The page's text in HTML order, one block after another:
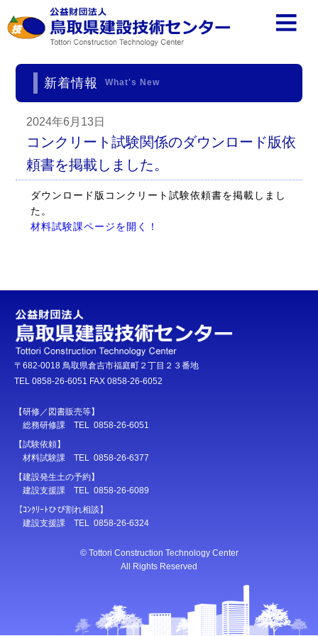
新着情報 What's New
2024年6月13日
コンクリート試験関係のダウンロード版依
頼書を掲載しました。
ダウンロード版コンクリート試験依頼書を掲載しまし
た。
材料試験課ページを開く！
〒682-0018 鳥取県倉吉市福庭町２丁目２３番地
TEL 0858-26-6051 FAX 0858-26-6052
【研修／図書販売等】
総務研修課 TEL 0858-26-6051
【試験依頼】
材料試験課 TEL 0858-26-6377
【建設発生土の予約】
建設支援課 TEL 0858-26-6089
【ｺﾝｸﾘｰﾄひび割れ相談】
建設支援課 TEL 0858-26-6324
© Tottori Construction Technology Center
All Rights Reserved